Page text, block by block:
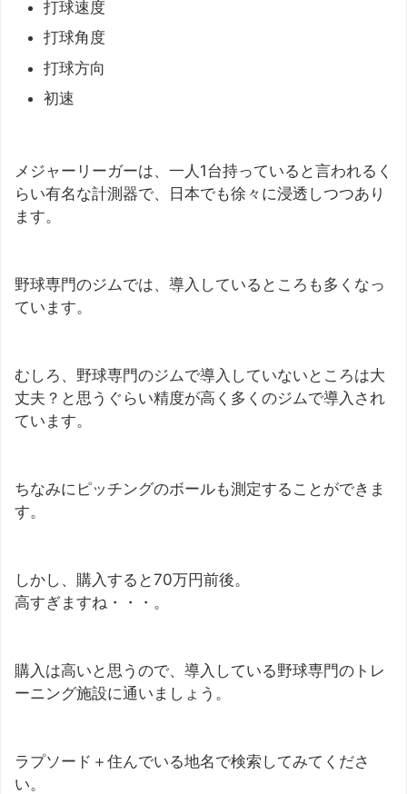
打球速度
打球角度
打球方向
初速
メジャーリーガーは、一人1台持っていると言われるく
らい有名な計測器で、日本でも徐々に浸透しつつあり
ます。
野球専門のジムでは、導入しているところも多くなっ
ています。
むしろ、野球専門のジムで導入していないところは大
丈夫？と思うぐらい精度が高く多くのジムで導入され
ています。
ちなみにピッチングのボールも測定することができま
す。
しかし、購入すると70万円前後。
高すぎますね・・・。
購入は高いと思うので、導入している野球専門のトレ
ーニング施設に通いましょう。
ラプソード＋住んでいる地名で検索してみてくださ
い。